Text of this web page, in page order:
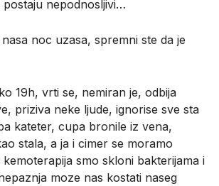
postaju nepodnosljivi…
noc uzasa, spremni ste da je
19h, vrti se, nemiran je, odbija
priziva neke ljude, ignorise sve sta
kateter, cupa bronile iz vena,
stala, a ja i cimer se moramo
smo skloni bakterijama i
moze nas kostati naseg